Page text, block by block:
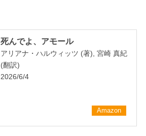
死んでよ、アモール
アリアナ・ハルウィッツ (著), 宮崎 真紀
(翻訳)
2026/6/4
Amazon